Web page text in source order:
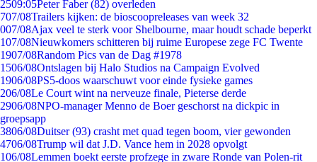
2509:05Peter Faber (82) overleden
707/08Trailers kijken: de bioscoopreleases van week 32
007/08Ajax veel te sterk voor Shelbourne, maar houdt schade beperkt
107/08Nieuwkomers schitteren bij ruime Europese zege FC Twente
1907/08Random Pics van de Dag #1978
1506/08Ontslagen bij Halo Studios na Campaign Evolved
1906/08PS5-doos waarschuwt voor einde fysieke games
206/08Le Court wint na nerveuze finale, Pieterse derde
2906/08NPO-manager Menno de Boer geschorst na dickpic in
groepsapp
3806/08Duitser (93) crasht met quad tegen boom, vier gewonden
4706/08Trump wil dat J.D. Vance hem in 2028 opvolgt
106/08Lemmen boekt eerste profzege in zware Ronde van Polen-rit